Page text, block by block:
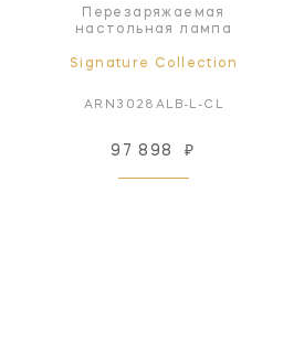
Перезаряжаемая
настольная лампа
Signature Collection
ARN3028ALB-L-CL
97 898 ₽